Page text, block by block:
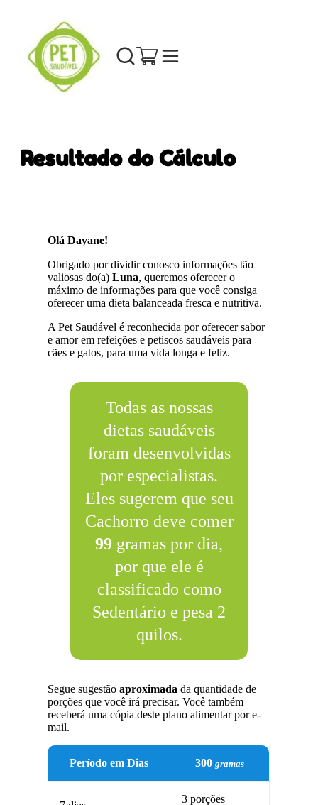
Resultado do Cálculo
Olá Dayane!
Obrigado por dividir conosco informações tão
valiosas do(a)Luna, queremos oferecer o
máximo de informações para que você consiga
oferecer uma dieta balanceada fresca e nutritiva.
A Pet Saudável é reconhecida por oferecer sabor
e amor em refeições e petiscos saudáveis para
cães e gatos, para uma vida longa e feliz.
Todas as nossas
dietas saudáveis
foram desenvolvidas
por especialistas.
Eles sugerem que seu
Cachorro deve comer
99 gramas por dia,
por que ele é
classificado como
Sedentário e pesa 2
quilos.
Segue sugestãoaproximada da quantidade de
porções que você irá precisar. Você também
receberá uma cópia deste plano alimentar por e-
mail.
Período em Dias 300gramas
3 porções